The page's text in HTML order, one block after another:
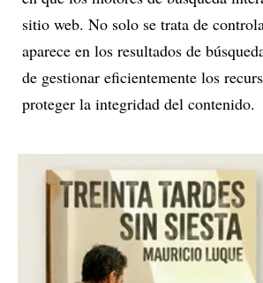
sitio web. No solo se trata de
aparece en los resultados de
de gestionar eficientemente los
proteger la integridad del contenido.